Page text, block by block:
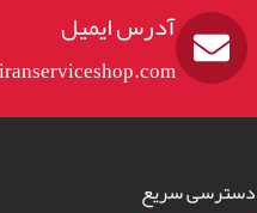
آدرس ایمیل
دسترسی سریع